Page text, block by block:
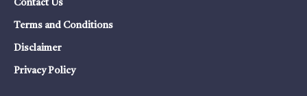
Contact Us
Terms and Conditions
Disclaimer
Privacy Policy